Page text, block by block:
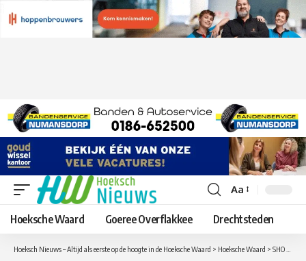
Lettergrootte
aanpassen
Aa
Hoeksche Waard Goeree Overflakkee Drechtsteden
Hoeksch Nieuws – Altijd als eerste op de hoogte in de Hoeksche Waard > Hoeksche Waard > SHO incasseert eenentwintigste nederlaag na harde tik van Heerjansdam en feliciteert buurman OSV